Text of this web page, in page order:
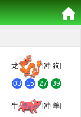
龙 [冲 狗]
03 15 27 39
牛 [冲 羊]